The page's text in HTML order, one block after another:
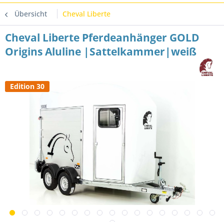
Übersicht Cheval Liberte
Cheval Liberte Pferdeanhänger GOLD
Origins Aluline |Sattelkammer|weiß
Edition 30